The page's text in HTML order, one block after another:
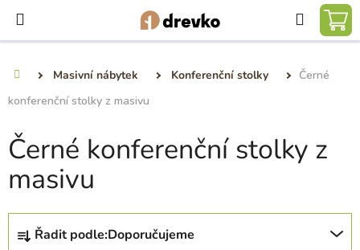
obsah
Hledat
Masivní nábytek Konferenční stolky
Černé
konferenční stolky z masivu
Černé konferenční stolky z
masivu
Ř
Řadit podle:Doporučujeme